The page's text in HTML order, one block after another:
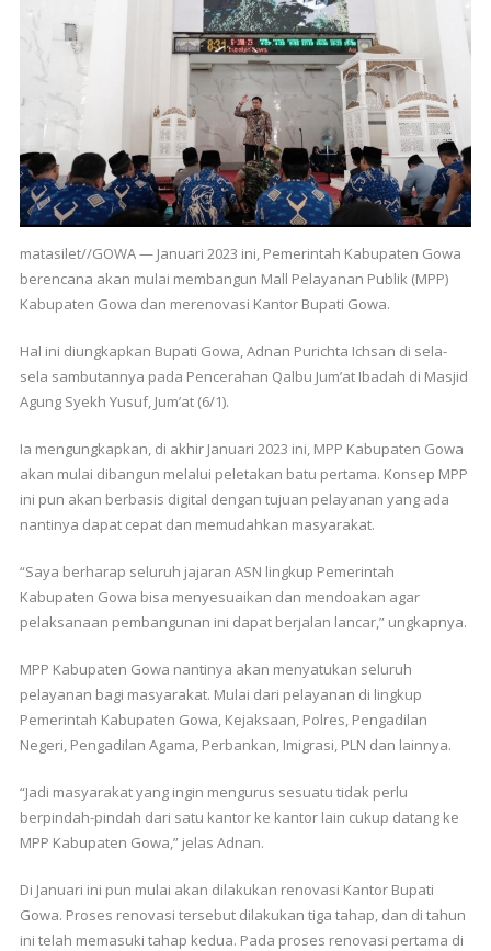
matasilet//GOWA — Januari 2023 ini, Pemerintah Kabupaten Gowa
berencana akan mulai membangun Mall Pelayanan Publik (MPP)
Kabupaten Gowa dan merenovasi Kantor Bupati Gowa.
Hal ini diungkapkan Bupati Gowa, Adnan Purichta Ichsan di sela-
sela sambutannya pada Pencerahan Qalbu Jum’at Ibadah di Masjid
Agung Syekh Yusuf, Jum’at (6/1).
Ia mengungkapkan, di akhir Januari 2023 ini, MPP Kabupaten Gowa
akan mulai dibangun melalui peletakan batu pertama. Konsep MPP
ini pun akan berbasis digital dengan tujuan pelayanan yang ada
nantinya dapat cepat dan memudahkan masyarakat.
“Saya berharap seluruh jajaran ASN lingkup Pemerintah
Kabupaten Gowa bisa menyesuaikan dan mendoakan agar
pelaksanaan pembangunan ini dapat berjalan lancar,” ungkapnya.
MPP Kabupaten Gowa nantinya akan menyatukan seluruh
pelayanan bagi masyarakat. Mulai dari pelayanan di lingkup
Pemerintah Kabupaten Gowa, Kejaksaan, Polres, Pengadilan
Negeri, Pengadilan Agama, Perbankan, Imigrasi, PLN dan lainnya.
“Jadi masyarakat yang ingin mengurus sesuatu tidak perlu
berpindah-pindah dari satu kantor ke kantor lain cukup datang ke
MPP Kabupaten Gowa,” jelas Adnan.
Di Januari ini pun mulai akan dilakukan renovasi Kantor Bupati
Gowa. Proses renovasi tersebut dilakukan tiga tahap, dan di tahun
ini telah memasuki tahap kedua. Pada proses renovasi pertama di